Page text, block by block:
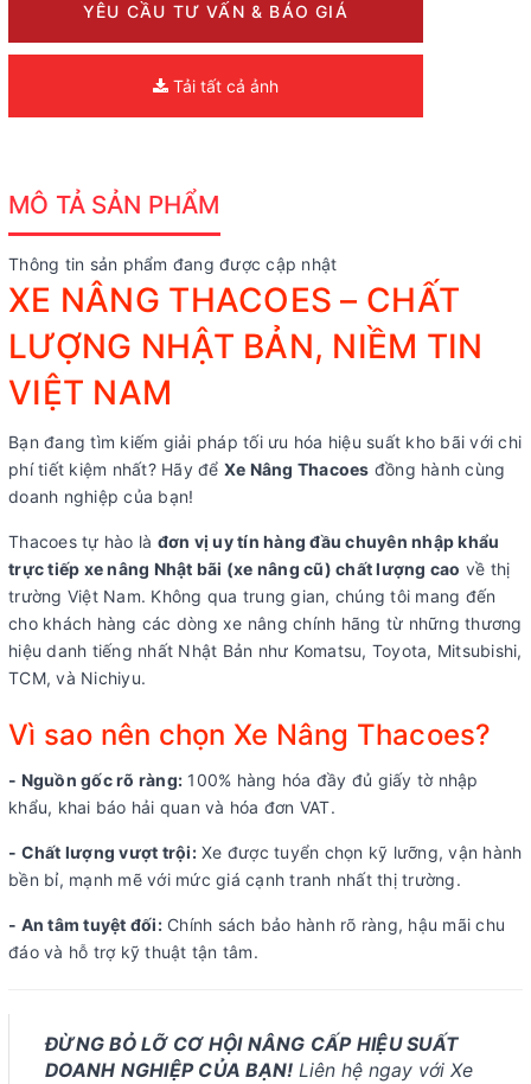
YÊU CẦU TƯ VẤN & BÁO GIÁ
Tải tất cả ảnh
MÔ TẢ SẢN PHẨM
Thông tin sản phẩm đang được cập nhật
XE NÂNG THACOES – CHẤT
LƯỢNG NHẬT BẢN, NIỀM TIN
VIỆT NAM
Bạn đang tìm kiếm giải pháp tối ưu hóa hiệu suất kho bãi với chi
phí tiết kiệm nhất? Hãy để Xe Nâng Thacoes đồng hành cùng
doanh nghiệp của bạn!
Thacoes tự hào là đơn vị uy tín hàng đầu chuyên nhập khẩu
trực tiếp xe nâng Nhật bãi (xe nâng cũ) chất lượng cao về thị
trường Việt Nam. Không qua trung gian, chúng tôi mang đến
cho khách hàng các dòng xe nâng chính hãng từ những thương
hiệu danh tiếng nhất Nhật Bản như Komatsu, Toyota, Mitsubishi,
TCM, và Nichiyu.
Vì sao nên chọn Xe Nâng Thacoes?
- Nguồn gốc rõ ràng: 100% hàng hóa đầy đủ giấy tờ nhập
khẩu, khai báo hải quan và hóa đơn VAT.
- Chất lượng vượt trội:Xe được tuyển chọn kỹ lưỡng, vận hành
bền bỉ, mạnh mẽ với mức giá cạnh tranh nhất thị trường.
- An tâm tuyệt đối:Chính sách bảo hành rõ ràng, hậu mãi chu
đáo và hỗ trợ kỹ thuật tận tâm.
ĐỪNG BỎ LỠ CƠ HỘI NÂNG CẤP HIỆU SUẤT
DOANH NGHIỆP CỦA BẠN! Liên hệ ngay với Xe